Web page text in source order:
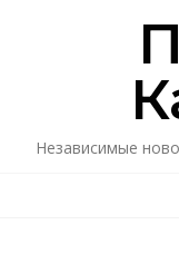
Независимые